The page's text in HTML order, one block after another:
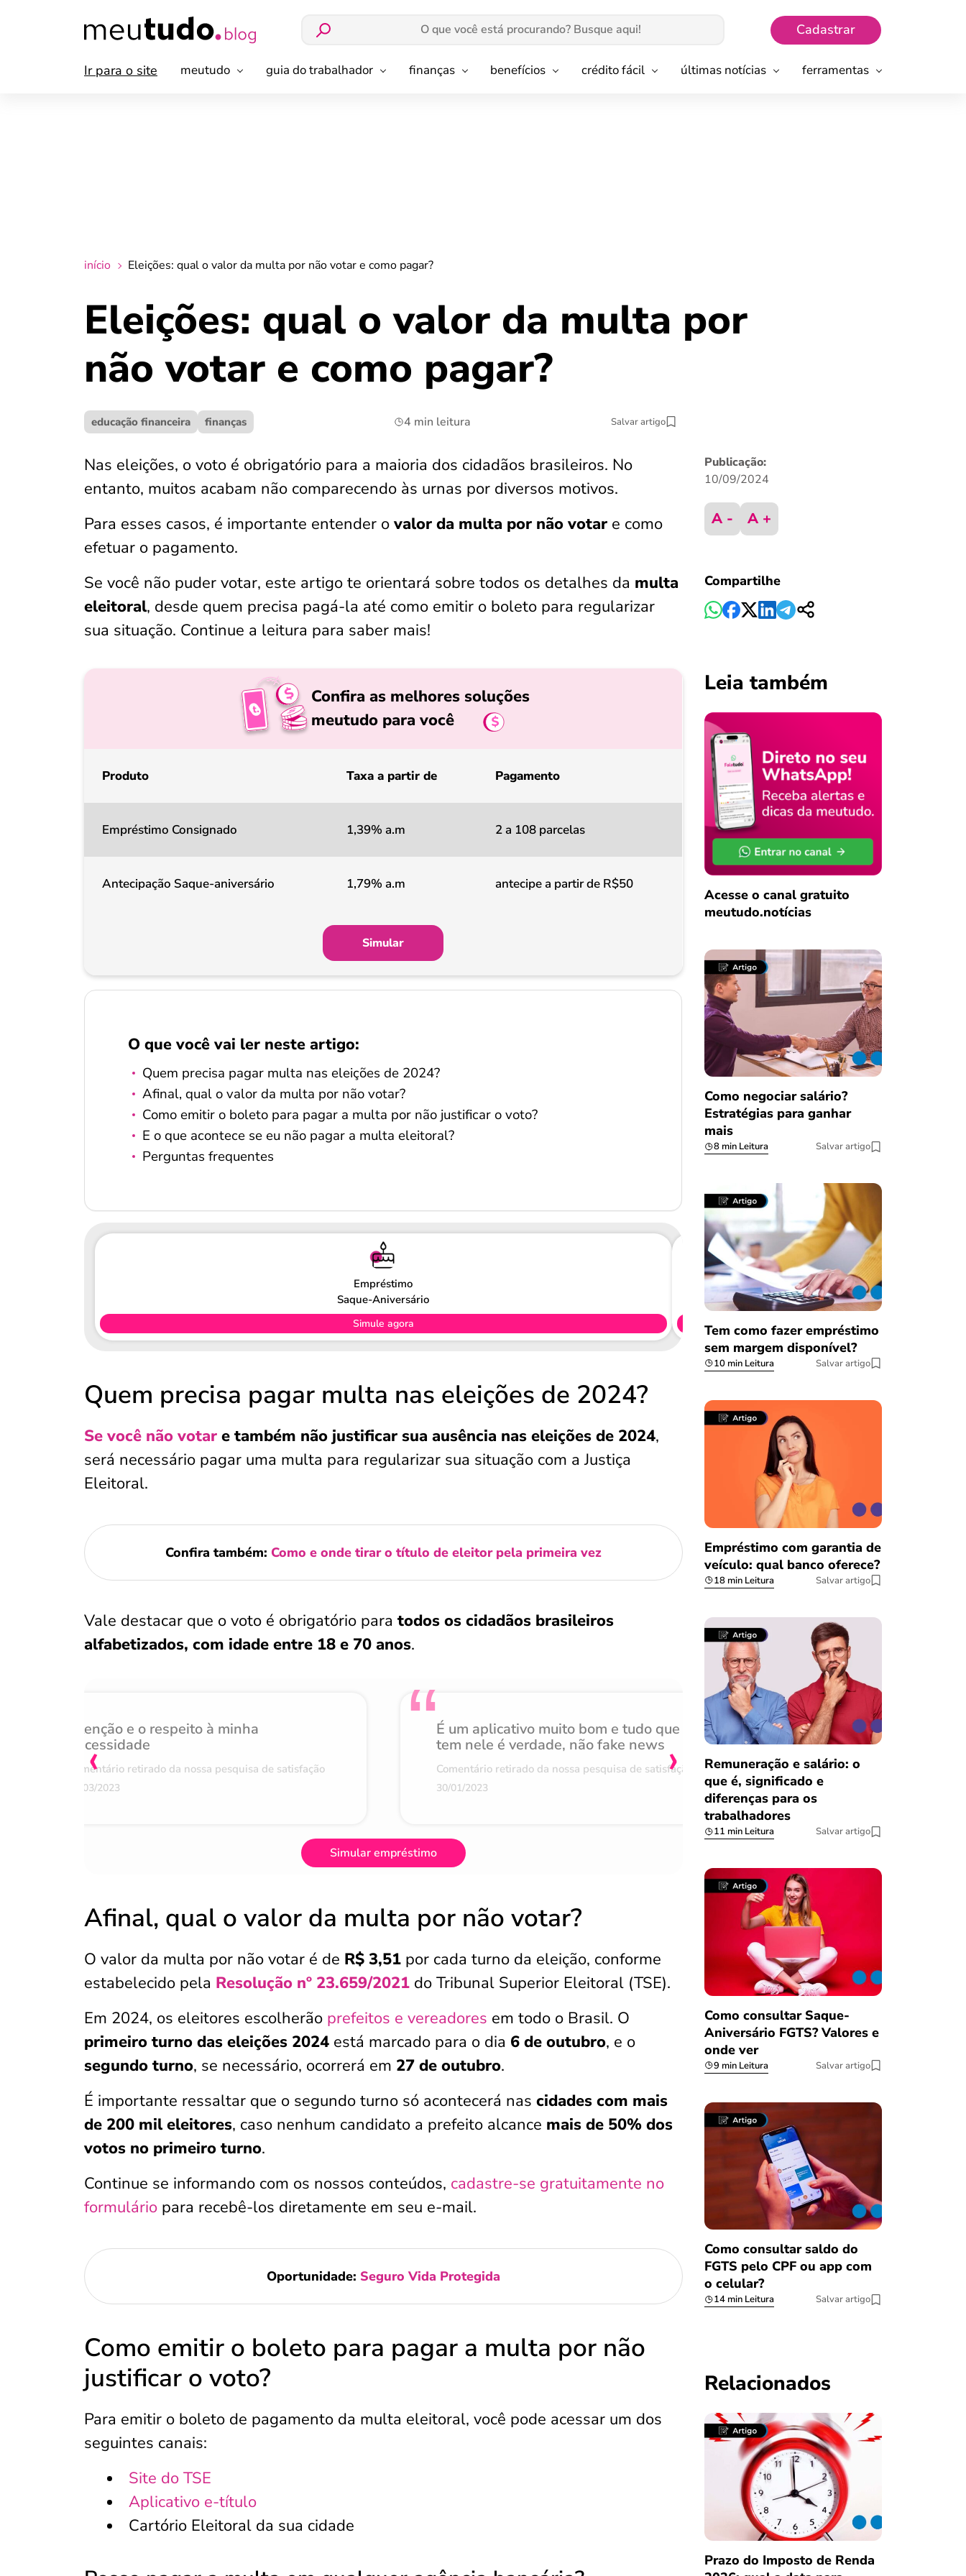
Cadastrar
Ir para o site meutudo guia do trabalhador finanças benefícios crédito fácil últimas notícias ferramentas
início Eleições: qual o valor da multa por não votar e como pagar?
Eleições: qual o valor da multa por
não votar e como pagar?
educação financeira finanças 4 min leitura Salvar artigo
Nas eleições, o voto é obrigatório para a maioria dos cidadãos brasileiros. No
entanto, muitos acabam não comparecendo às urnas por diversos motivos.
Para esses casos, é importante entender o valor da multa por não votar e como
efetuar o pagamento.
Se você não puder votar, este artigo te orientará sobre todos os detalhes da multa
eleitoral, desde quem precisa pagá-la até como emitir o boleto para regularizar
sua situação. Continue a leitura para saber mais!
Confira as melhores soluções
meutudo para você
Produto Taxa a partir de Pagamento
Empréstimo Consignado 1,39% a.m 2 a 108 parcelas
Antecipação Saque-aniversário 1,79% a.m antecipe a partir de R$50
Simular
O que você vai ler neste artigo:
Quem precisa pagar multa nas eleições de 2024?
Afinal, qual o valor da multa por não votar?
Como emitir o boleto para pagar a multa por não justificar o voto?
E o que acontece se eu não pagar a multa eleitoral?
Perguntas frequentes
Empréstimo
Saque-Aniversário
Simule agora
Quem precisa pagar multa nas eleições de 2024?
Se você não votar e também não justificar sua ausência nas eleições de 2024,
será necessário pagar uma multa para regularizar sua situação com a Justiça
Eleitoral.
Confira também: Como e onde tirar o título de eleitor pela primeira vez
Vale destacar que o voto é obrigatório para todos os cidadãos brasileiros
alfabetizados, com idade entre 18 e 70 anos.
Atenção e o respeito à minha
necessidade
Comentário retirado da nossa pesquisa de satisfação
07/03/2023
É um aplicativo muito bom e tudo que
tem nele é verdade, não fake news
Comentário retirado da nossa pesquisa de satisfação
30/01/2023
Achei muito rápido,
burocracia
Comentário retirado da nossa
08/03/2023
‹ ›
Simular empréstimo
Afinal, qual o valor da multa por não votar?
O valor da multa por não votar é de R$ 3,51 por cada turno da eleição, conforme
estabelecido pela Resolução nº 23.659/2021 do Tribunal Superior Eleitoral (TSE).
Em 2024, os eleitores escolherão prefeitos e vereadores em todo o Brasil. O
primeiro turno das eleições 2024 está marcado para o dia 6 de outubro, e o
segundo turno, se necessário, ocorrerá em 27 de outubro.
É importante ressaltar que o segundo turno só acontecerá nas cidades com mais
de 200 mil eleitores, caso nenhum candidato a prefeito alcance mais de 50% dos
votos no primeiro turno.
Continue se informando com os nossos conteúdos, cadastre-se gratuitamente no
formulário para recebê-los diretamente em seu e-mail.
Oportunidade: Seguro Vida Protegida
Como emitir o boleto para pagar a multa por não
justificar o voto?
Para emitir o boleto de pagamento da multa eleitoral, você pode acessar um dos
seguintes canais:
Site do TSE
Aplicativo e-título
Cartório Eleitoral da sua cidade
Publicação:
10/09/2024
A - A +
Compartilhe
Leia também
Acesse o canal gratuito
meutudo.notícias
Como negociar salário?
Estratégias para ganhar
mais
8 min Leitura Salvar artigo
Tem como fazer empréstimo
sem margem disponível?
10 min Leitura Salvar artigo
Empréstimo com garantia de
veículo: qual banco oferece?
18 min Leitura Salvar artigo
Remuneração e salário: o
que é, significado e
diferenças para os
trabalhadores
11 min Leitura Salvar artigo
Como consultar Saque-
Aniversário FGTS? Valores e
onde ver
9 min Leitura Salvar artigo
Como consultar saldo do
FGTS pelo CPF ou app com
o celular?
14 min Leitura Salvar artigo
Relacionados
Prazo do Imposto de Renda